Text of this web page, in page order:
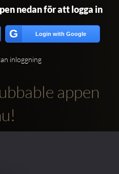
nedan för att logga in
G Login with Google
inloggning
appen